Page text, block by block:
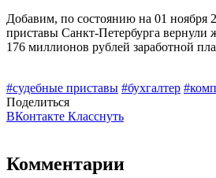
Добавим, по состоянию на 01 ноября
приставы Санкт-Петербурга вернули
176 миллионов рублей заработной
#судебные приставы #бухгалтер
Поделиться
ВКонтакте Класснуть
Комментарии